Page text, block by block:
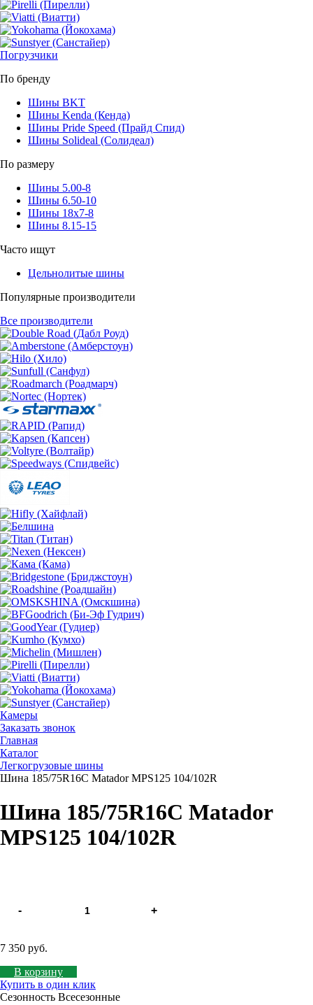
Погрузчики
По бренду
Шины BKT
Шины Kenda (Кенда)
Шины Pride Speed (Прайд Спид)
Шины Solideal (Солидеал)
По размеру
Шины 5.00-8
Шины 6.50-10
Шины 18x7-8
Шины 8.15-15
Часто ищут
Цельнолитые шины
Популярные производители
Все производители
Камеры
Заказать звонок
Главная
Каталог
Легкогрузовые шины
Шина 185/75R16C Matador MPS125 104/102R
Шина 185/75R16C Matador
MPS125 104/102R
- +
7 350 руб.
В корзину
Купить в один клик
Сезонность Всесезонные